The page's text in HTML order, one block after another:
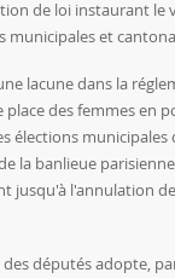
de loi instaurant le
municipales et
lacune dans la
des femmes en
élections municipales
la banlieue
jusqu'à l'annulation
des députés adopte,